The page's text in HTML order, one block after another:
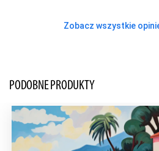
Zobacz wszystkie
PODOBNE PRODUKTY